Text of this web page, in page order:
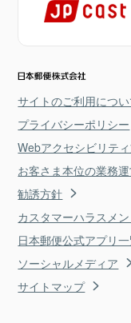
サイトのご利用につい
プライバシーポリシー
Webアクセシビリテ
お客さま本位の業務
勧誘方針
カスタマーハラスメ
日本郵便公式アプリ
ソーシャルメディア
サイトマップ